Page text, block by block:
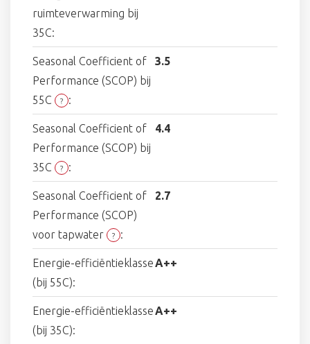
ruimteverwarming bij
35C:
Seasonal Coefficient of
Performance (SCOP) bij
55C
? :
3.5
Seasonal Coefficient of
Performance (SCOP) bij
35C
? :
4.4
Seasonal Coefficient of
Performance (SCOP)
voor tapwater
? :
2.7
Energie-efficiëntieklasse
(bij 55C):
A++
Energie-efficiëntieklasse
(bij 35C):
A++